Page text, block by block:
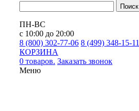
Поиск
ПН-ВС
с 10:00 до 20:00
8 (800) 302-77-06 8 (499) 348-15-11
КОРЗИНА
0 товаров. Заказать звонок
Меню